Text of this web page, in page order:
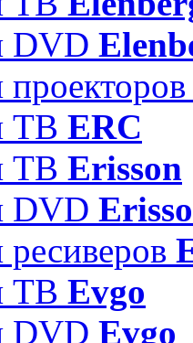
DVD
ТВ ERC
ТВ Erisson
DVD
ТВ Evgo
DVD Evgo